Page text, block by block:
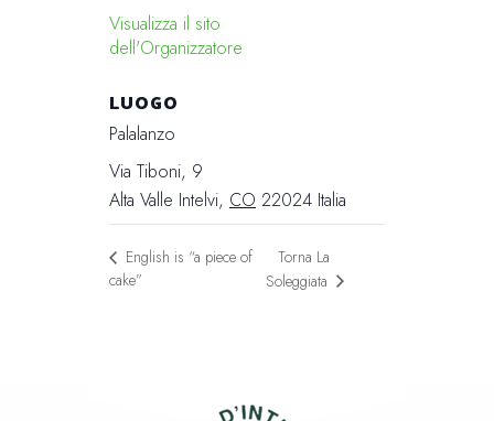
LUOGO
Palalanzo
Via Tiboni, 9
Alta Valle Intelvi, CO 22024 Italia
Visualizza il sito
dell'Organizzatore
English is “a piece of
cake”
Torna La
Soleggiata